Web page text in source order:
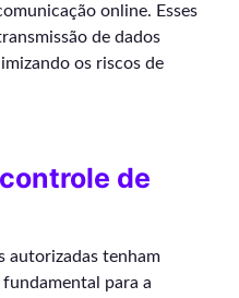
online. Esses
de dados
os riscos de
de
autorizadas tenham
fundamental para a